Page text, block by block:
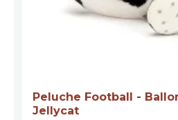
Peluche Football -
Jellycat